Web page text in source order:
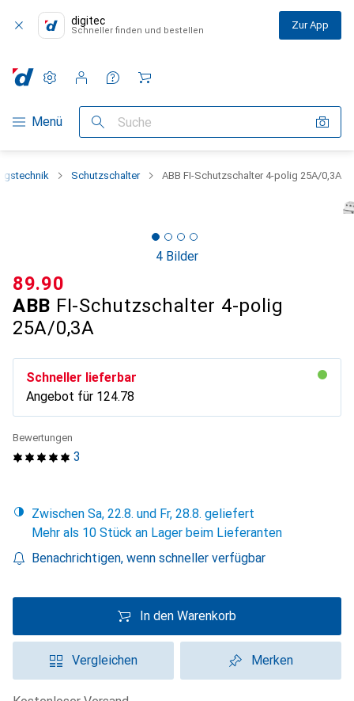
digitec
Schneller finden und bestellen Zur App
Navigation nach Kategorien
Menü Suche
Einstellungen
Kundenkonto
Vergleichslisten
Merklisten
Warenkorb
Schutzschalter ABB FI-Schutzschalter 4-polig 25A/0,3A
4 Bilder
ABB FI-Schutzschalter 4-polig
25A/0,3A
CHF
89.90
Schneller lieferbar
Angebot für CHF
124.78
3
Bewertungen
Zwischen Sa, 22.8. und Fr, 28.8. geliefert
Mehr als 10 Stück an Lager beim Lieferanten
Benachrichtigen, wenn schneller verfügbar
In den Warenkorb
Vergleichen Merken